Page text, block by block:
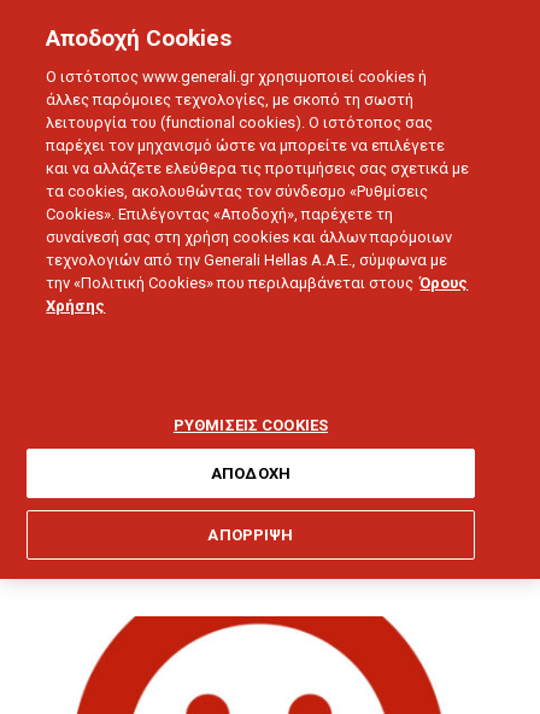
BLOG
ΔΕΛΤΙΑ ΤΥΠΟΥ
ΠΙΟ ΚΟΝΤΑ ΣΤΙΣ ΑΝΑΓΚΕΣ ΤΩΝ ΑΣΦΑΛΙΣΜΕΝΩΝ Η GENERALI
23.07.2019 - 5 λεπτά ανάγνωσης
ανάγκες των
ασφαλισμένων η
Αποδοχή Cookies
Ο ιστότοπος www.generali.gr χρησιμοποιεί cookies ή
άλλες παρόμοιες τεχνολογίες, με σκοπό τη σωστή
λειτουργία του (functional cookies). Ο ιστότοπος σας
παρέχει τον μηχανισμό ώστε να μπορείτε να επιλέγετε
και να αλλάζετε ελεύθερα τις προτιμήσεις σας σχετικά με
τα cookies, ακολουθώντας τον σύνδεσμο «Ρυθμίσεις
Cookies». Επιλέγοντας «Αποδοχή», παρέχετε τη
συναίνεσή σας στη χρήση cookies και άλλων παρόμοιων
τεχνολογιών από την Generali Hellas A.A.E., σύμφωνα με
την «Πολιτική Cookies» που περιλαμβάνεται στους Όρους
Χρήσης
ΡΥΘΜΙΣΕΙΣ COOKIES
ΑΠΟΡΡΙΨΗ
ΑΠΟΔΟΧΗ